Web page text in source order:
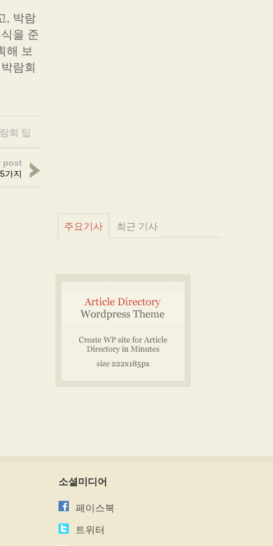
, 박람
을 준
해 보
람회
회 팁
post
가지
주요기사 최근 기사
소셜미디어
페이스북
트위터